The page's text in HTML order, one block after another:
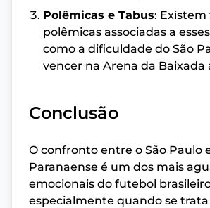
Polêmicas e Tabus: Existem
polêmicas associadas a
como a dificuldade do São
vencer na Arena da Baixada
Conclusão
O confronto entre o São Paulo
Paranaense é um dos mais
emocionais do futebol
especialmente quando se